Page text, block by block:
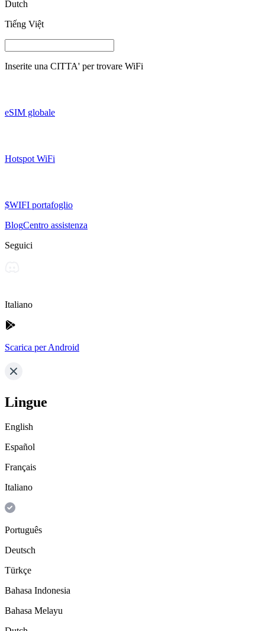
Dutch
Tiếng Việt
Inserite una CITTA' per trovare WiFi
eSIM globale
Hotspot WiFi
$WIFI portafoglio
BlogCentro assistenza
Seguici
Italiano
Scarica per Android
Lingue
English
Español
Français
Italiano
Português
Deutsch
Türkçe
Bahasa Indonesia
Bahasa Melayu